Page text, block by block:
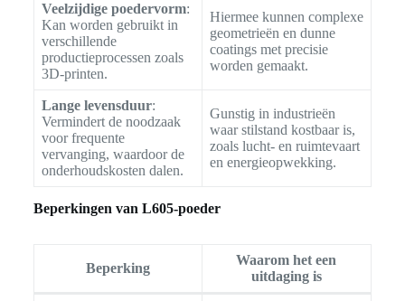
Veelzijdige poedervorm:
Kan worden gebruikt in
verschillende
productieprocessen zoals
3D-printen.
Hiermee kunnen complexe
geometrieën en dunne
coatings met precisie
worden gemaakt.
Lange levensduur:
Vermindert de noodzaak
voor frequente
vervanging, waardoor de
onderhoudskosten dalen.
Gunstig in industrieën
waar stilstand kostbaar is,
zoals lucht- en ruimtevaart
en energieopwekking.
Beperkingen van L605-poeder
Beperking
Waarom het een
uitdaging is